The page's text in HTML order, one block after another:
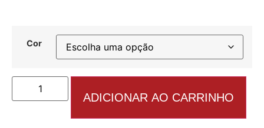
Cor
ADICIONAR AO CARRINHO